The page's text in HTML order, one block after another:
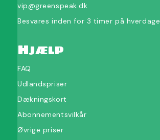
vip@greenspeak.dk
Besvares inden for 3 timer på hverdage
Hjælp
FAQ
Udlandspriser
Dækningskort
Abonnementsvilkår
Øvrige priser